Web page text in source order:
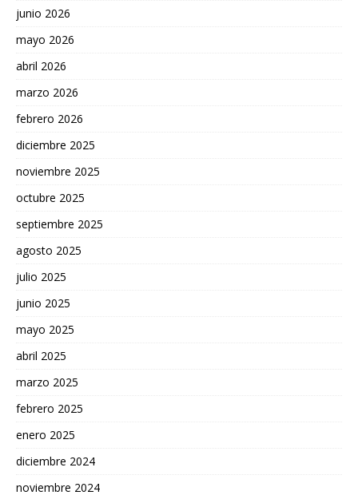
junio 2026
mayo 2026
abril 2026
marzo 2026
febrero 2026
diciembre 2025
noviembre 2025
octubre 2025
septiembre 2025
agosto 2025
julio 2025
junio 2025
mayo 2025
abril 2025
marzo 2025
febrero 2025
enero 2025
diciembre 2024
noviembre 2024